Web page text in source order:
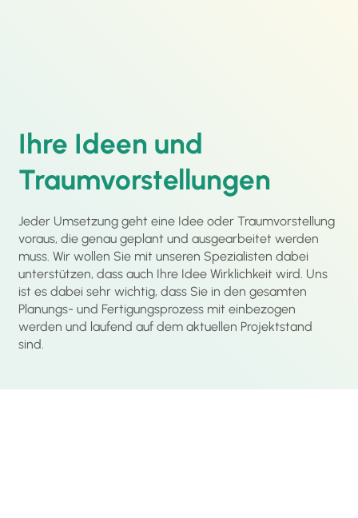
Ihre Ideen und
Traumvorstellungen
Jeder Umsetzung geht eine Idee oder Traumvorstellung
voraus, die genau geplant und ausgearbeitet werden
muss. Wir wollen Sie mit unseren Spezialisten dabei
unterstützen, dass auch Ihre Idee Wirklichkeit wird. Uns
ist es dabei sehr wichtig, dass Sie in den gesamten
Planungs- und Fertigungsprozess mit einbezogen
werden und laufend auf dem aktuellen Projektstand
sind.